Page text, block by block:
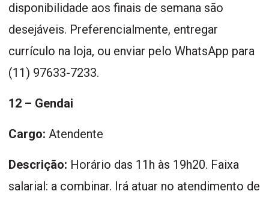
disponibilidade aos finais de semana são
desejáveis. Preferencialmente, entregar
currículo na loja, ou enviar pelo WhatsApp para
(11) 97633-7233.
12 – Gendai
Cargo: Atendente
Descrição: Horário das 11h às 19h20. Faixa
salarial: a combinar. Irá atuar no atendimento de